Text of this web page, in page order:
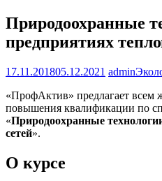
Природоохранные
предприятиях
17.11.201805.12.2021 admin
«ПрофАктив» предлагает всем
повышения квалификации по
«Природоохранные
сетей».
О курсе